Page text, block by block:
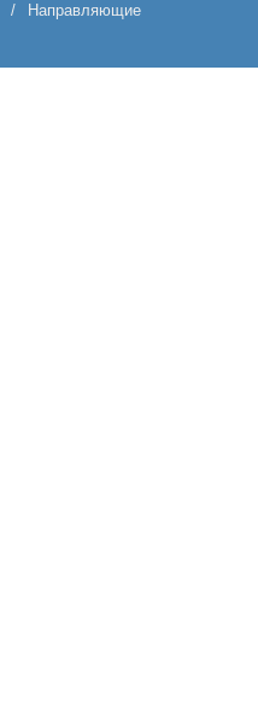
Направляющие